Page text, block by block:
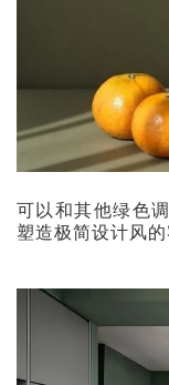
可以和其他绿色
塑造极简设计风